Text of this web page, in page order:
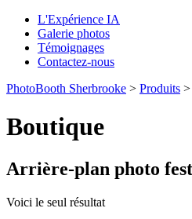
L'Expérience IA
Galerie photos
Témoignages
Contactez-nous
PhotoBooth Sherbrooke > Produits >
Boutique
Arrière-plan photo
Voici le seul résultat